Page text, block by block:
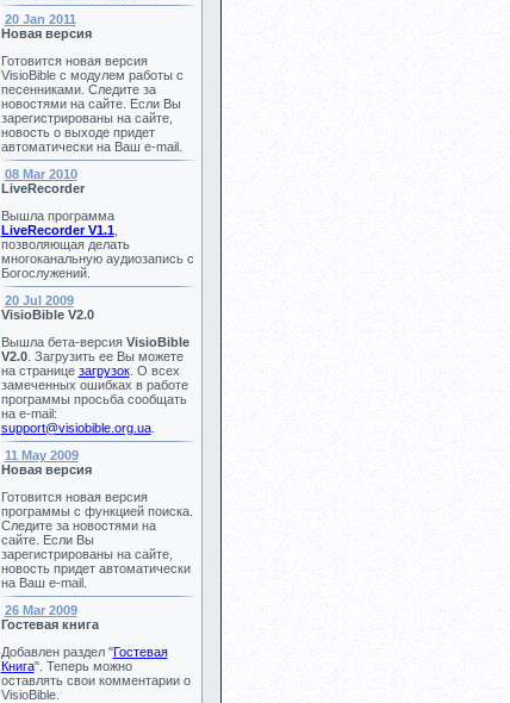
20 Jan 2011
Новая версия
Готовится новая версия
VisioBible с модулем работы с
песенниками. Следите за
новостями на сайте. Если Вы
зарегистрированы на сайте,
новость о выходе придет
автоматически на Ваш e-mail.
08 Mar 2010
LiveRecorder
Вышла программа
LiveRecorder V1.1,
позволяющая делать
многоканальную аудиозапись с
Богослужений.
20 Jul 2009
VisioBible V2.0
Вышла бета-версия VisioBible
V2.0. Загрузить ее Вы можете
на странице загрузок. О всех
замеченных ошибках в работе
программы просьба сообщать
на e-mail:
support@visiobible.org.ua.
11 May 2009
Новая версия
Готовится новая версия
программы с функцией поиска.
Следите за новостями на
сайте. Если Вы
зарегистрированы на сайте,
новость придет автоматически
на Ваш e-mail.
26 Mar 2009
Гостевая книга
Добавлен раздел "Гостевая
Книга". Теперь можно
оставлять свои комментарии о
VisioBible.